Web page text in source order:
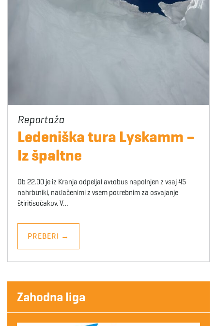
Ledeniška tura Lyskamm –
Iz špaltne
Ob 22.00 je iz Kranja odpeljal avtobus napolnjen z vsaj 45
nahrbtniki, natlačenimi z vsem potrebnim za osvajanje
štiritisočakov. V…
PREBERI →
Zahodna liga